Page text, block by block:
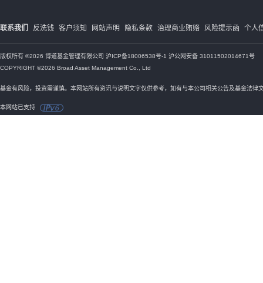
联系我们 反洗钱 客户须知 网站声明 隐私条款 治理商业贿赂 风险提示函 个人
版权所有 ©2026 博道基金管理有限公司 沪ICP备18006538号-1 沪公网安备 31011502014671号
COPYRIGHT ©2026 Broad Asset Management Co., Ltd
基金有风险，投资需谨慎。本网站所有资讯与说明文字仅供参考，如有与本公司相关公告及基金法律
本网站已支持